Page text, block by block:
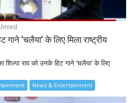
गाने ‘चलैया’ के लिए मिला राष्ट्रीय
राव को उनके हिट गाने ‘चलैया’ के लिए
News & Entertainment